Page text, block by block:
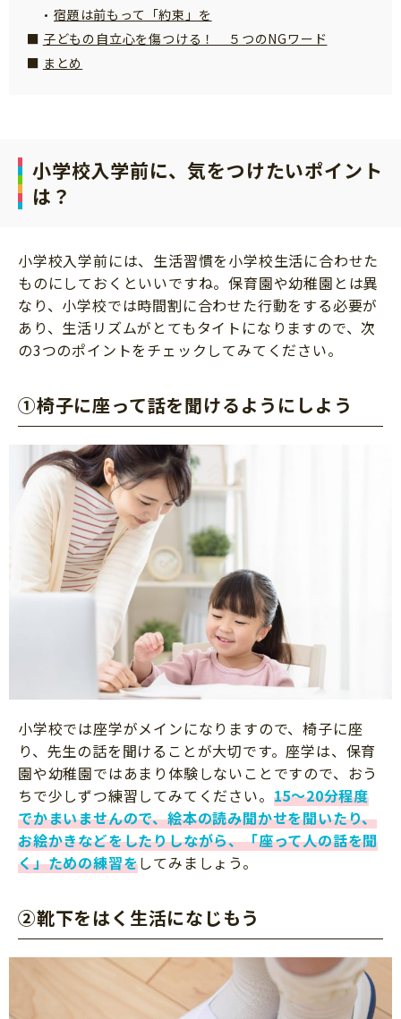
宿題は前もって「約束」を
子どもの自立心を傷つける！ ５つのNGワード
まとめ
小学校入学前に、気をつけたいポイント
は？
小学校入学前には、生活習慣を小学校生活に合わせた
ものにしておくといいですね。保育園や幼稚園とは異
なり、小学校では時間割に合わせた行動をする必要が
あり、生活リズムがとてもタイトになりますので、次
の3つのポイントをチェックしてみてください。
①椅子に座って話を聞けるようにしよう
小学校では座学がメインになりますので、椅子に座
り、先生の話を聞けることが大切です。座学は、保育
園や幼稚園ではあまり体験しないことですので、おう
ちで少しずつ練習してみてください。 15～20分程度
でかまいませんので、絵本の読み聞かせを聞いたり、
お絵かきなどをしたりしながら、「座って人の話を聞
く」ための練習をしてみましょう。
②靴下をはく生活になじもう